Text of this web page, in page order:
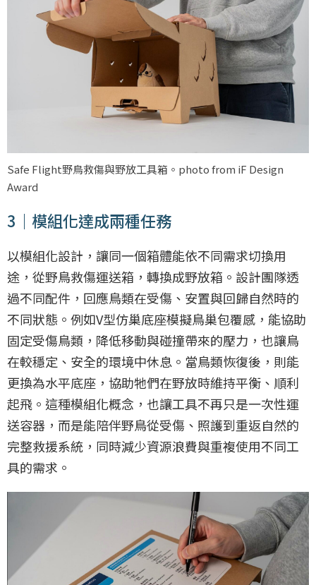
Safe Flight野鳥救傷與野放工具箱。photo from iF Design
Award
3｜模組化達成兩種任務
以模組化設計，讓同一個箱體能依不同需求切換用
途，從野鳥救傷運送箱，轉換成野放箱。設計團隊透
過不同配件，回應鳥類在受傷、安置與回歸自然時的
不同狀態。例如V型仿巢底座模擬鳥巢包覆感，能協助
固定受傷鳥類，降低移動與碰撞帶來的壓力，也讓鳥
在較穩定、安全的環境中休息。當鳥類恢復後，則能
更換為水平底座，協助牠們在野放時維持平衡、順利
起飛。這種模組化概念，也讓工具不再只是一次性運
送容器，而是能陪伴野鳥從受傷、照護到重返自然的
完整救援系統，同時減少資源浪費與重複使用不同工
具的需求。